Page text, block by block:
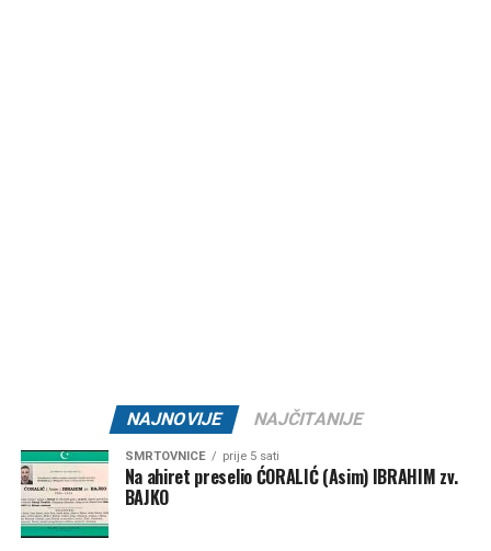
NAJNOVIJE NAJČITANIJE
SMRTOVNICE prije 5 sati
Na ahiret preselio ĆORALIĆ (Asim) IBRAHIM zv.
BAJKO